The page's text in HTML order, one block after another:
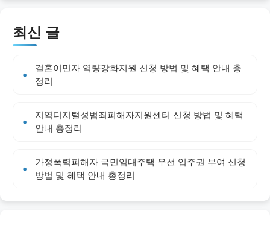
최신 글
결혼이민자 역량강화지원 신청 방법 및 혜택 안내 총
정리
지역디지털성범죄피해자지원센터 신청 방법 및 혜택
안내 총정리
가정폭력피해자 국민임대주택 우선 입주권 부여 신청
방법 및 혜택 안내 총정리